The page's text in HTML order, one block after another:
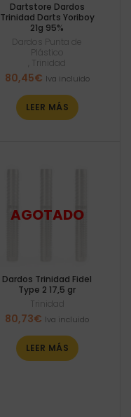
Dartstore Dardos
Trinidad Darts Yoriboy
21g 95%
Dardos Punta de
Plástico
Trinidad
80,45€ Iva incluido
LEER MÁS
Dardos Trinidad Fidel
Type 2 17,5 gr
Trinidad
80,73€ Iva incluido
LEER MÁS